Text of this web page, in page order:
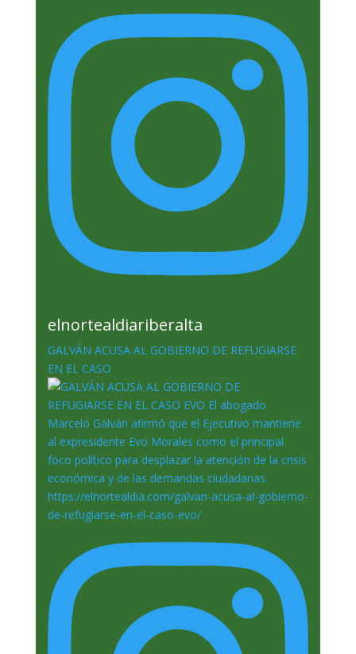
elnortealdiariberalta
GALVÁN ACUSA AL GOBIERNO DE REFUGIARSE
EN EL CASO